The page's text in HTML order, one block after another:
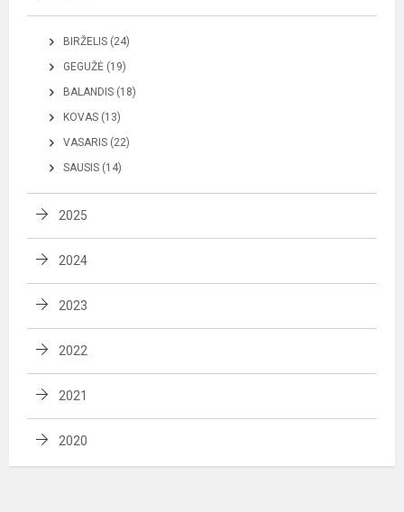
BIRŽELIS (24)
GEGUŽĖ (19)
BALANDIS (18)
KOVAS (13)
VASARIS (22)
SAUSIS (14)
2025
2024
2023
2022
2021
2020